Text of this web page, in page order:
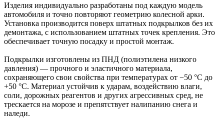
Изделия индивидуально разработаны под каждую модель
автомобиля и точно повторяют геометрию колесной арки.
Установка производится поверх штатных подкрылков без их
демонтажа, с использованием штатных точек крепления. Это
обеспечивает точную посадку и простой монтаж.
Подкрылки изготовлены из ПНД (полиэтилена низкого
давления) — прочного и эластичного материала,
сохраняющего свои свойства при температурах от −50 °C до
+50 °C. Материал устойчив к ударам, воздействию влаги,
соли, дорожных реагентов и других агрессивных сред, не
трескается на морозе и препятствует налипанию снега и
наледи.